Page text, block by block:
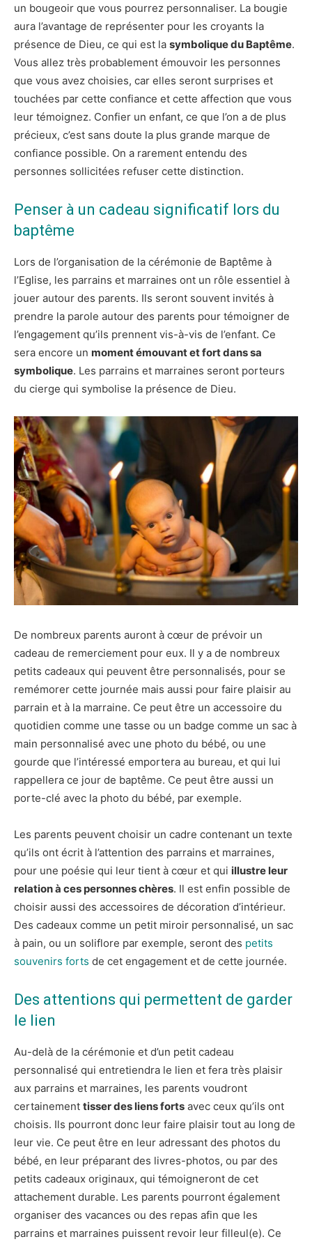
un bougeoir que vous pourrez personnaliser. La bougie
aura l’avantage de représenter pour les croyants la
présence de Dieu, ce qui est la symbolique du Baptême.
Vous allez très probablement émouvoir les personnes
que vous avez choisies, car elles seront surprises et
touchées par cette confiance et cette affection que vous
leur témoignez. Confier un enfant, ce que l’on a de plus
précieux, c’est sans doute la plus grande marque de
confiance possible. On a rarement entendu des
personnes sollicitées refuser cette distinction.
Penser à un cadeau significatif lors du
baptême
Lors de l’organisation de la cérémonie de Baptême à
l’Eglise, les parrains et marraines ont un rôle essentiel à
jouer autour des parents. Ils seront souvent invités à
prendre la parole autour des parents pour témoigner de
l’engagement qu’ils prennent vis-à-vis de l’enfant. Ce
sera encore un moment émouvant et fort dans sa
symbolique. Les parrains et marraines seront porteurs
du cierge qui symbolise la présence de Dieu.
De nombreux parents auront à cœur de prévoir un
cadeau de remerciement pour eux. Il y a de nombreux
petits cadeaux qui peuvent être personnalisés, pour se
remémorer cette journée mais aussi pour faire plaisir au
parrain et à la marraine. Ce peut être un accessoire du
quotidien comme une tasse ou un badge comme un sac à
main personnalisé avec une photo du bébé, ou une
gourde que l’intéressé emportera au bureau, et qui lui
rappellera ce jour de baptême. Ce peut être aussi un
porte-clé avec la photo du bébé, par exemple.
Les parents peuvent choisir un cadre contenant un texte
qu’ils ont écrit à l’attention des parrains et marraines,
pour une poésie qui leur tient à cœur et qui illustre leur
relation à ces personnes chères. Il est enfin possible de
choisir aussi des accessoires de décoration d’intérieur.
Des cadeaux comme un petit miroir personnalisé, un sac
à pain, ou un soliflore par exemple, seront des petits
souvenirs forts de cet engagement et de cette journée.
Des attentions qui permettent de garder
le lien
Au-delà de la cérémonie et d’un petit cadeau
personnalisé qui entretiendra le lien et fera très plaisir
aux parrains et marraines, les parents voudront
certainement tisser des liens forts avec ceux qu’ils ont
choisis. Ils pourront donc leur faire plaisir tout au long de
leur vie. Ce peut être en leur adressant des photos du
bébé, en leur préparant des livres-photos, ou par des
petits cadeaux originaux, qui témoigneront de cet
attachement durable. Les parents pourront également
organiser des vacances ou des repas afin que les
parrains et marraines puissent revoir leur filleul(e). Ce